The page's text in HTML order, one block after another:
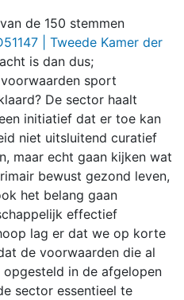
de 150 stemmen
| Tweede Kamer der
is dan dus;
sport
De sector haalt
initiatief dat er toe kan
niet uitsluitend curatief
maar echt gaan kijken wat
bewust gezond leven,
het belang gaan
effectief
lag er dat we op korte
de voorwaarden die al
in de afgelopen
sector essentieel te